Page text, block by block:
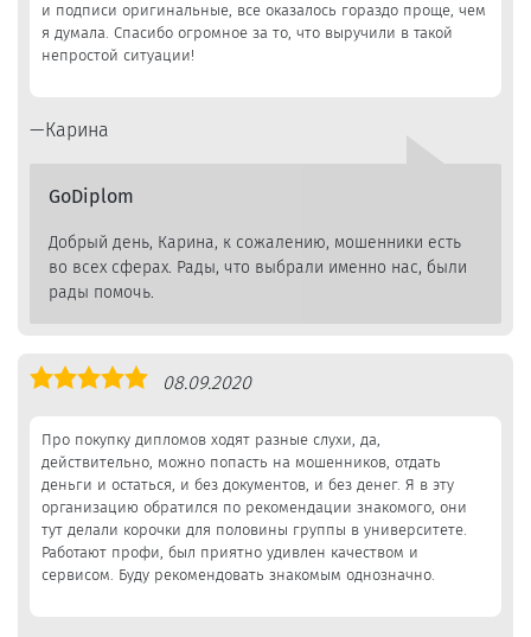
и подписи оригинальные, все оказалось гораздо проще, чем
я думала. Спасибо огромное за то, что выручили в такой
непростой ситуации!
Карина
GoDiplom
Добрый день, Карина, к сожалению, мошенники есть
во всех сферах. Рады, что выбрали именно нас, были
рады помочь.
Оценка
08.09.2020
Про покупку дипломов ходят разные слухи, да,
действительно, можно попасть на мошенников, отдать
деньги и остаться, и без документов, и без денег. Я в эту
организацию обратился по рекомендации знакомого, они
тут делали корочки для половины группы в университете.
Работают профи, был приятно удивлен качеством и
сервисом. Буду рекомендовать знакомым однозначно.